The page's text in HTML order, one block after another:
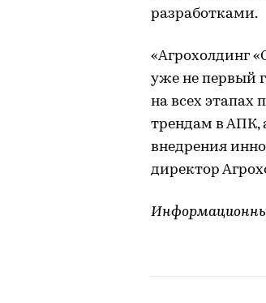
разработками.
«Агрохолдинг
уже не первый
на всех этапах
трендам в АПК,
внедрения
директор